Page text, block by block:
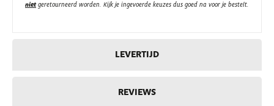
LEVERTIJD
REVIEWS
nietgeretourneerd worden. Kijk je ingevoerde keuzes dus goed na voor je bestelt.